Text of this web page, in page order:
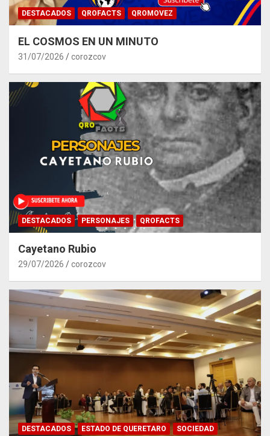
DESTACADOS QROFACTS QROMOVEZ
EL COSMOS EN UN MINUTO
31/07/2026 corozcov
DESTACADOS PERSONAJES QROFACTS
Cayetano Rubio
29/07/2026 corozcov
DESTACADOS ESTADO DE QUERETARO SOCIEDAD